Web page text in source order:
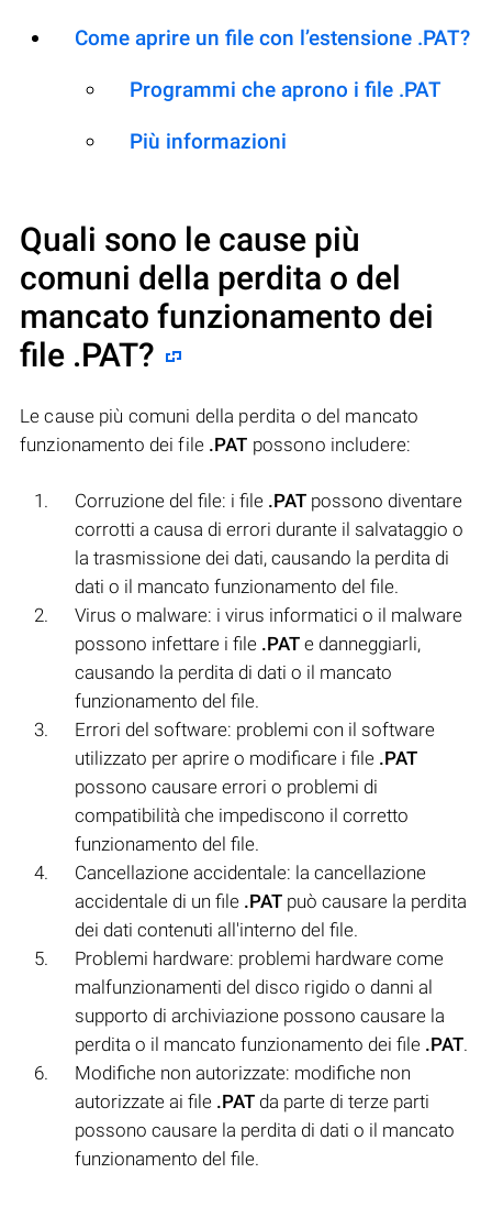
Come aprire un file con l’estensione .PAT?
Programmi che aprono i file .PAT
Più informazioni
Quali sono le cause più
comuni della perdita o del
mancato funzionamento dei
file .PAT?
Le cause più comuni della perdita o del mancato
funzionamento dei file .PAT possono includere:
Corruzione del file: i file .PAT possono diventare
corrotti a causa di errori durante il salvataggio o
la trasmissione dei dati, causando la perdita di
dati o il mancato funzionamento del file.
Virus o malware: i virus informatici o il malware
possono infettare i file .PAT e danneggiarli,
causando la perdita di dati o il mancato
funzionamento del file.
Errori del software: problemi con il software
utilizzato per aprire o modificare i file .PAT
possono causare errori o problemi di
compatibilità che impediscono il corretto
funzionamento del file.
Cancellazione accidentale: la cancellazione
accidentale di un file .PAT può causare la perdita
dei dati contenuti all'interno del file.
Problemi hardware: problemi hardware come
malfunzionamenti del disco rigido o danni al
supporto di archiviazione possono causare la
perdita o il mancato funzionamento dei file .PAT.
Modifiche non autorizzate: modifiche non
autorizzate ai file .PAT da parte di terze parti
possono causare la perdita di dati o il mancato
funzionamento del file.